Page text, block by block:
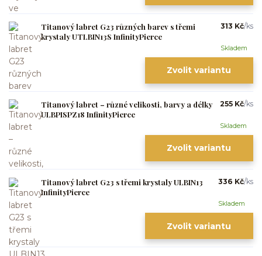
Titanový labret G23 různých barev s třemi
krystaly UTLBIN13S InfinityPierce
313 Kč/ks
Skladem
Zvolit variantu
Titanový labret – různé velikosti, barvy a délky
ULBPISPZ18 InfinityPierce
255 Kč/ks
Skladem
Zvolit variantu
Titanový labret G23 s třemi krystaly ULBIN13
InfinityPierce
336 Kč/ks
Skladem
Zvolit variantu